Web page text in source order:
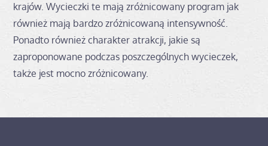
krajów. Wycieczki te mają zróżnicowany program jak
również mają bardzo zróżnicowaną intensywność.
Ponadto również charakter atrakcji, jakie są
zaproponowane podczas poszczególnych wycieczek,
także jest mocno zróżnicowany.